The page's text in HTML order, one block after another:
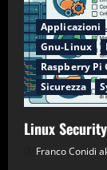
Applicazioni
Gnu-Linux
Raspberry Pi
Sicurezza
Linux
Franco Conidi